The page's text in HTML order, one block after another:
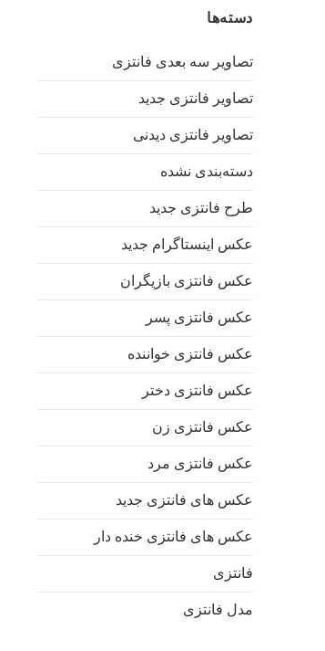
دسته‌ها
تصاویر سه بعدی فانتزی
تصاویر فانتزی جدید
تصاویر فانتزی دیدنی
دسته‌بندی نشده
طرح فانتزی جدید
عکس اینستاگرام جدید
عکس فانتزی بازیگران
عکس فانتزی پسر
عکس فانتزی خواننده
عکس فانتزی دختر
عکس فانتزی زن
عکس فانتزی مرد
عکس های فانتزی جدید
عکس های فانتزی خنده دار
فانتزی
مدل فانتزی